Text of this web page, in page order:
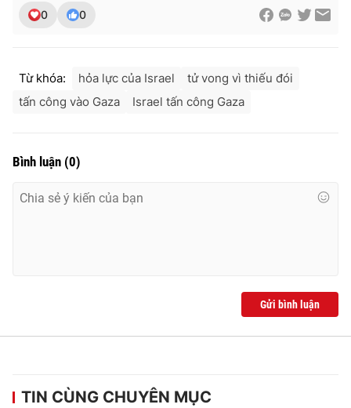
0 0
Từ khóa: hỏa lực của Israel
tử vong vì thiếu đói
tấn công vào Gaza
Israel tấn công Gaza
Bình luận (0)
Gửi bình luận
TIN CÙNG CHUYÊN MỤC